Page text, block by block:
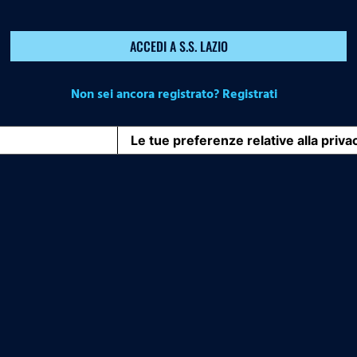
ACCEDI A S.S. LAZIO
Non sei ancora registrato? Registrati
Le tue preferenze relative alla